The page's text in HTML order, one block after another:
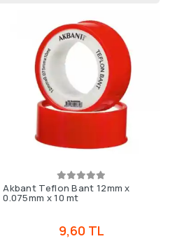
Akbant Teflon Bant 12mm x
0.075mm x 10 mt
9,60 TL